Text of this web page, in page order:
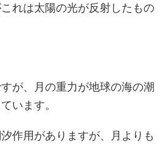
れは太陽の光が反射したもの
が、月の重力が地球の海の潮
います。
作用がありますが、月よりも